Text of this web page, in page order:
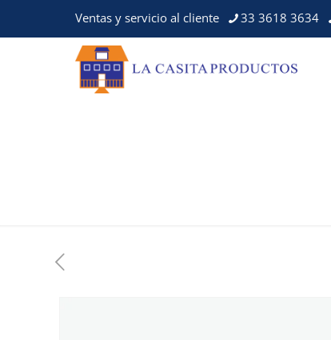
Ventas y servicio al cliente 33 3618 3634